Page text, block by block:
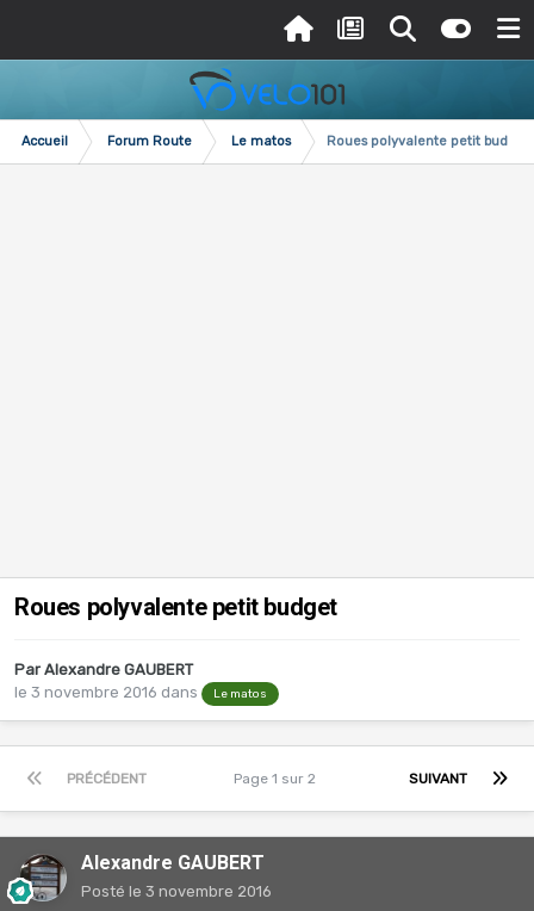
Accueil Forum Route Le matos Roues polyvalente petit budget
Roues polyvalente petit budget
Par Alexandre GAUBERT
le 3 novembre 2016 dans Le matos
PRÉCÉDENT SUIVANT
Page 1 sur 2
Alexandre GAUBERT
Posté le 3 novembre 2016